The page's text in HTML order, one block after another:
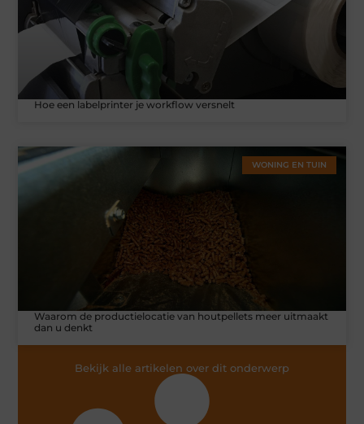
Hoe een labelprinter je workflow versnelt
WONING EN TUIN
Waarom de productielocatie van houtpellets meer uitmaakt
dan u denkt
Bekijk alle artikelen over dit onderwerp